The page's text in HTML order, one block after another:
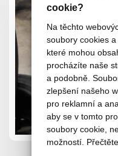
cookie?
Na těchto
soubory cookies
které mohou
procházíte naše
a podobně.
zlepšení našeho
pro reklamní a
aby se v tomto
soubory cookie,
možností.